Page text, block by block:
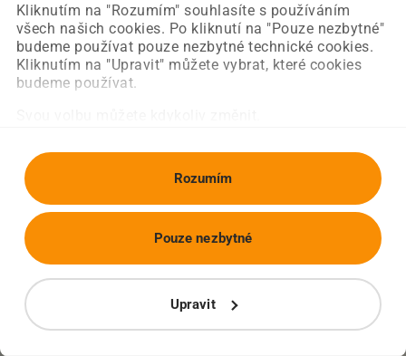
Kliknutím na "Rozumím" souhlasíte s používáním
všech našich cookies. Po kliknutí na "Pouze nezbytné"
budeme používat pouze nezbytné technické cookies.
Kliknutím na "Upravit" můžete vybrat, které cookies
budeme používat.
Rozumím
Upravit
Pouze nezbytné
Obnovit stránku Úvodní strana